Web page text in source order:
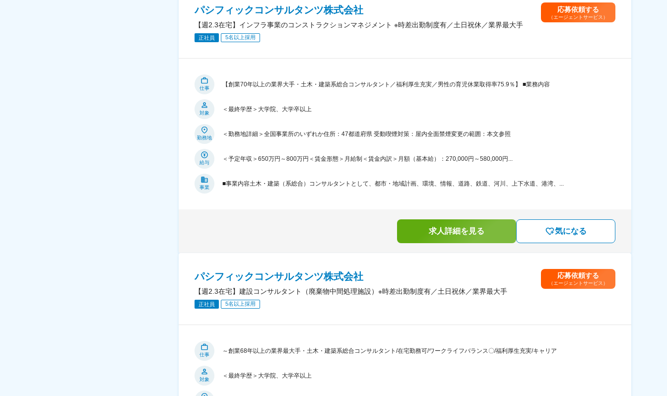
パシフィックコンサルタンツ株式会社
【週2.3在宅】インフラ事業のコンストラクションマネジメント ※時差出勤制度有／土日祝休／業界最大手
正社員 5名以上採用
応募依頼する
（エージェントサービス）
仕事
【創業70年以上の業界大手・土木・建築系総合コンサルタント／福利厚生充実／男性の育児休業取得率75.9％】 ■業務内容
対象
＜最終学歴＞大学院、大学卒以上
勤務地
＜勤務地詳細＞全国事業所のいずれか住所：47都道府県 受動喫煙対策：屋内全面禁煙変更の範囲：本文参照
給与
＜予定年収＞650万円～800万円＜賃金形態＞月給制＜賃金内訳＞月額（基本給）：270,000円～580,000円...
事業
■事業内容土木・建築（系総合）コンサルタントとして、都市・地域計画、環境、情報、道路、鉄道、河川、上下水道、港湾、...
求人詳細を見る 気になる
パシフィックコンサルタンツ株式会社
【週2.3在宅】建設コンサルタント（廃棄物中間処理施設）※時差出勤制度有／土日祝休／業界最大手
正社員 5名以上採用
応募依頼する
（エージェントサービス）
仕事
～創業68年以上の業界最大手・土木・建築系総合コンサルタント/在宅勤務可/ワークライフバランス〇/福利厚生充実/キャリア
対象
＜最終学歴＞大学院、大学卒以上